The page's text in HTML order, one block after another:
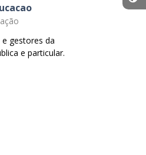
gestores da
e particular.